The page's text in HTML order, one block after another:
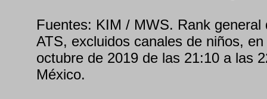
Fuentes: KIM / MWS. Rank general
ATS, excluidos canales de niños,
octubre de 2019 de las 21:10 a las
México.